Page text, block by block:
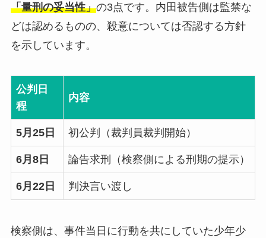
「量刑の妥当性」の3点です。内田被告側は監禁な
どは認めるものの、殺意については否認する方針
を示しています。
公判日
程
内容
5月25日 初公判（裁判員裁判開始）
6月8日 論告求刑（検察側による刑期の提示）
6月22日 判決言い渡し
検察側は、事件当日に行動を共にしていた少年少